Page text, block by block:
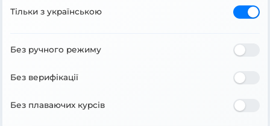
Тільки з українською
Без ручного режиму
Без верифікації
Без плаваючих курсів